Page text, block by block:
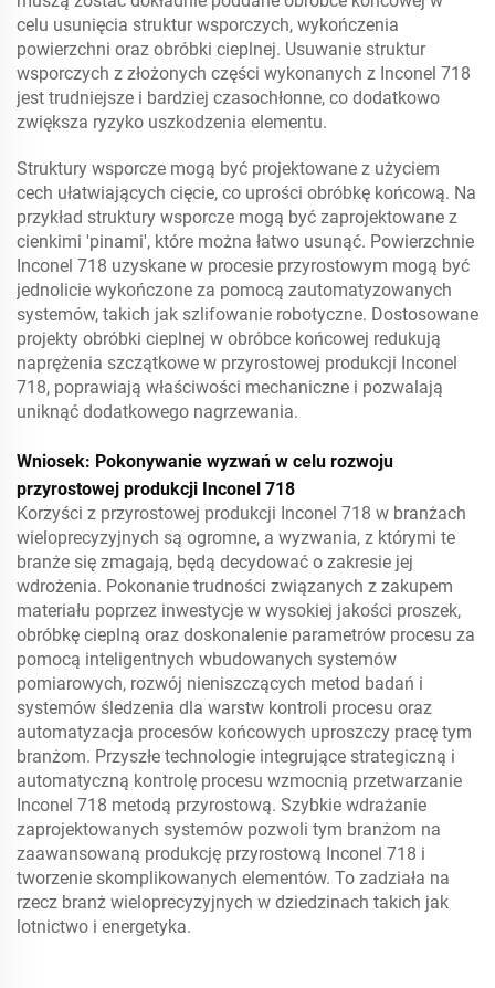
celu usunięcia struktur wsporczych, wykończenia
powierzchni oraz obróbki cieplnej. Usuwanie struktur
wsporczych z złożonych części wykonanych z Inconel 718
jest trudniejsze i bardziej czasochłonne, co dodatkowo
zwiększa ryzyko uszkodzenia elementu.
Struktury wsporcze mogą być projektowane z użyciem
cech ułatwiających cięcie, co uprości obróbkę końcową. Na
przykład struktury wsporcze mogą być zaprojektowane z
cienkimi 'pinami', które można łatwo usunąć. Powierzchnie
Inconel 718 uzyskane w procesie przyrostowym mogą być
jednolicie wykończone za pomocą zautomatyzowanych
systemów, takich jak szlifowanie robotyczne. Dostosowane
projekty obróbki cieplnej w obróbce końcowej redukują
naprężenia szczątkowe w przyrostowej produkcji Inconel
718, poprawiają właściwości mechaniczne i pozwalają
uniknąć dodatkowego nagrzewania.
Wniosek: Pokonywanie wyzwań w celu rozwoju
przyrostowej produkcji Inconel 718
Korzyści z przyrostowej produkcji Inconel 718 w branżach
wieloprecyzyjnych są ogromne, a wyzwania, z którymi te
branże się zmagają, będą decydować o zakresie jej
wdrożenia. Pokonanie trudności związanych z zakupem
materiału poprzez inwestycje w wysokiej jakości proszek,
obróbkę cieplną oraz doskonalenie parametrów procesu za
pomocą inteligentnych wbudowanych systemów
pomiarowych, rozwój nieniszczących metod badań i
systemów śledzenia dla warstw kontroli procesu oraz
automatyzacja procesów końcowych uproszczy pracę tym
branżom. Przyszłe technologie integrujące strategiczną i
automatyczną kontrolę procesu wzmocnią przetwarzanie
Inconel 718 metodą przyrostową. Szybkie wdrażanie
zaprojektowanych systemów pozwoli tym branżom na
zaawansowaną produkcję przyrostową Inconel 718 i
tworzenie skomplikowanych elementów. To zadziała na
rzecz branż wieloprecyzyjnych w dziedzinach takich jak
lotnictwo i energetyka.